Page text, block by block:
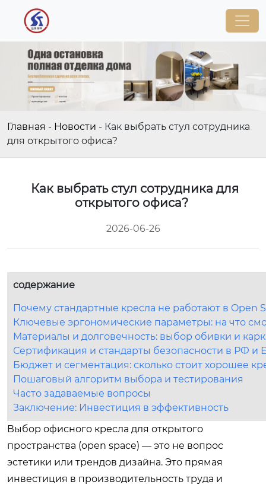
Главная - Новости - Как выбрать стул сотрудника
для открытого офиса?
Как выбрать стул сотрудника для
открытого офиса?
2026-06-26
содержание
Почему стандартные кресла не работают в Open
Ключевые эргономические параметры: на что
Материалы и долговечность: выбор обивки и
Сертификация и стандарты безопасности в РФ и
Бюджет и сегментация: сколько стоит хорошее
Пошаговый алгоритм выбора и тестирования
Часто задаваемые вопросы
Заключение: Инвестиция в эффективность
Выбор офисного кресла для открытого
пространства (open space) — это не вопрос
эстетики или трендов дизайна. Это прямая
инвестиция в производительность труда и